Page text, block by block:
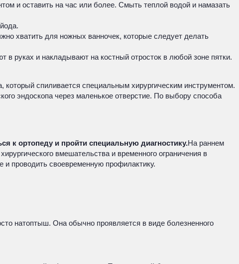
и оставить на час или более. Смыть теплой водой и намазать
хватить для ножных ванночек, которые следует делать
руках и накладывают на костный отросток в любой зоне пятки.
который спиливается специальным хирургическим инструментом.
эндоскопа через маленькое отверстие. По выбору способа
к ортопеду и пройти специальную диагностику.На раннем
вмешательства и временного ограничения в
и проводить своевременную профилактику.
натоптыш. Она обычно проявляется в виде болезненного